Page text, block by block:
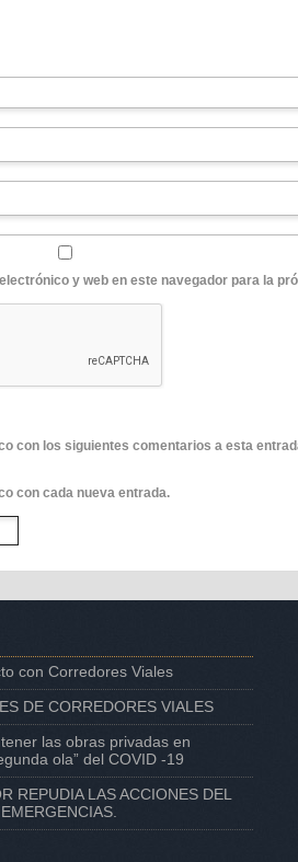
y web en este navegador para la
con los siguientes comentarios a esta
con cada nueva entrada.
con Corredores Viales
DE CORREDORES VIALES
las obras privadas en
ola” del COVID -19
REPUDIA LAS ACCIONES DEL